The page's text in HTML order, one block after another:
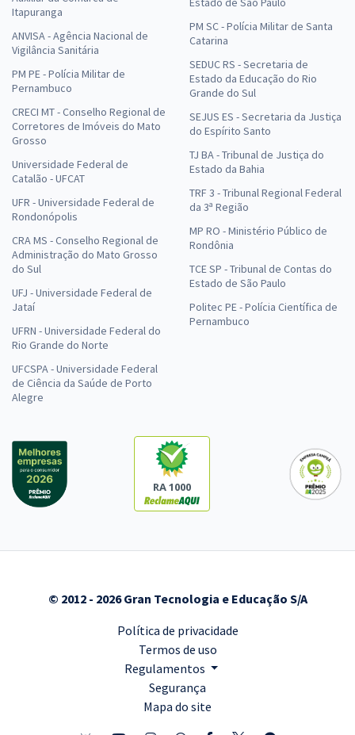
Itapuranga
ANVISA - Agência Nacional de
Vigilância Sanitária
PM PE - Polícia Militar de
Pernambuco
CRECI MT - Conselho Regional de
Corretores de Imóveis do Mato
Grosso
Universidade Federal de
Catalão - UFCAT
UFR - Universidade Federal de
Rondonópolis
CRA MS - Conselho Regional de
Administração do Mato Grosso
do Sul
UFJ - Universidade Federal de
Jataí
UFRN - Universidade Federal do
Rio Grande do Norte
UFCSPA - Universidade Federal
de Ciência da Saúde de Porto
Alegre
PM SC - Polícia Militar de Santa
Catarina
SEDUC RS - Secretaria de
Estado da Educação do Rio
Grande do Sul
SEJUS ES - Secretaria da Justiça
do Espírito Santo
TJ BA - Tribunal de Justiça do
Estado da Bahia
TRF 3 - Tribunal Regional Federal
da 3ª Região
MP RO - Ministério Público de
Rondônia
TCE SP - Tribunal de Contas do
Estado de São Paulo
Politec PE - Polícia Científica de
Pernambuco
RA 1000
© 2012 - 2026 Gran Tecnologia e Educação S/A
Política de privacidade
Termos de uso
Regulamentos
Segurança
Mapa do site